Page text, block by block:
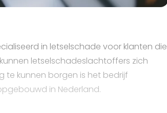
in letselschade voor klanten die
letselschadeslachtoffers zich
te kunnen borgen is het bedrijf
in Nederland.